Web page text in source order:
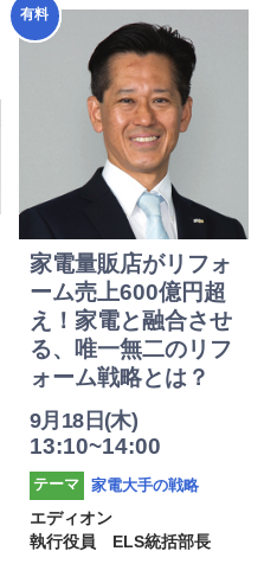
2025年
度
有料
家電量販店がリフォ
ーム売上600億円超
え！家電と融合させ
る、唯一無二のリフ
ォーム戦略とは？
9月18日(木)
13:10~14:00
テーマ
家電大手の戦略
エディオン
執行役員 ELS統括部長